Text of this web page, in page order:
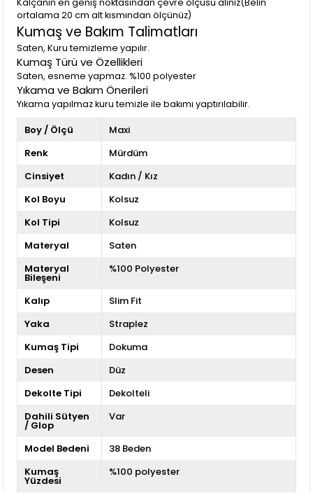
ortalama 20 cm alt kısmından ölçünüz)
Kumaş ve Bakım Talimatları
Saten, Kuru temizleme yapılır.
Kumaş Türü ve Özellikleri
Saten, esneme yapmaz. %100 polyester
Yıkama ve Bakım Önerileri
Yıkama yapılmaz kuru temizle ile bakımı yaptırılabilir.
Boy / Ölçü
Maxi
Renk
Mürdüm
Cinsiyet
Kadın / Kız
Kol Boyu
Kolsuz
Kol Tipi
Kolsuz
Materyal
Saten
Materyal
Bileşeni
%100 Polyester
Kalıp
Slim Fit
Yaka
Straplez
Kumaş Tipi
Dokuma
Desen
Düz
Dekolte Tipi
Dekolteli
Dahili Sütyen
/ Glop
Var
Model Bedeni
38 Beden
Kumaş
Yüzdesi
%100 polyester